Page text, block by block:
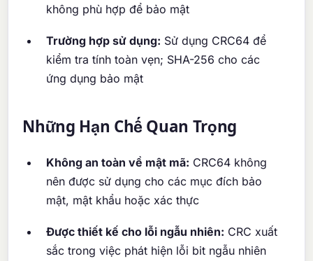
không phù hợp để bảo mật
Trường hợp sử dụng: Sử dụng CRC64 để
kiểm tra tính toàn vẹn; SHA-256 cho các
ứng dụng bảo mật
Những Hạn Chế Quan Trọng
Không an toàn về mật mã: CRC64 không
nên được sử dụng cho các mục đích bảo
mật, mật khẩu hoặc xác thực
Được thiết kế cho lỗi ngẫu nhiên: CRC xuất
sắc trong việc phát hiện lỗi bit ngẫu nhiên